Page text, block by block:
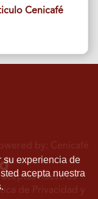
Cenicafé
su experiencia de
acepta nuestra
by: Cenicafé
nuestros
de Privacidad y